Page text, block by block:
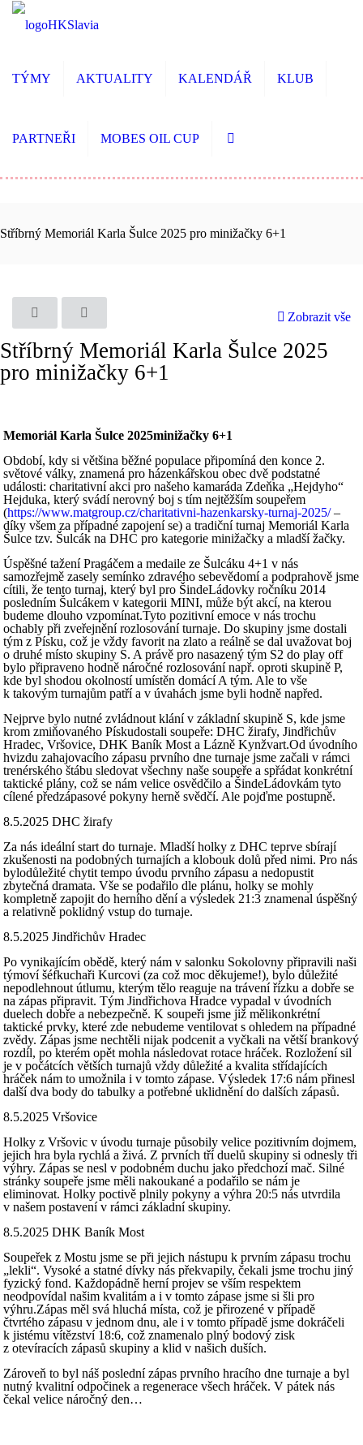
TÝMY AKTUALITY KALENDÁŘ KLUB
PARTNEŘI MOBES OIL CUP
Stříbrný Memoriál Karla Šulce 2025 pro minižačky 6+1
Zobrazit vše
Stříbrný Memoriál Karla Šulce 2025
pro minižačky 6+1
Memoriál Karla Šulce 2025minižačky 6+1
Období, kdy si většina běžné populace připomíná den konce 2.
světové války, znamená pro házenkářskou obec dvě podstatné
události: charitativní akci pro našeho kamaráda Zdeňka „Hejdyho“
Hejduka, který svádí nerovný boj s tím nejtěžším soupeřem
(https://www.matgroup.cz/charitativni-hazenkarsky-turnaj-2025/–
díky všem za případné zapojení se) a tradiční turnaj Memoriál Karla
Šulce tzv. Šulcák na DHC pro kategorie minižačky a mladší žačky.
Úspěšné tažení Pragáčem a medaile ze Šulcáku 4+1 v nás
samozřejmě zasely semínko zdravého sebevědomí a podprahově jsme
cítili, že tento turnaj, který byl pro ŠindeLádovky ročníku 2014
posledním Šulcákem v kategorii MINI, může být akcí, na kterou
budeme dlouho vzpomínat.Tyto pozitivní emoce v nás trochu
ochably při zveřejnění rozlosování turnaje. Do skupiny jsme dostali
tým z Písku, což je vždy favorit na zlato a reálně se dal uvažovat boj
o druhé místo skupiny S. A právě pro nasazený tým S2 do play off
bylo připraveno hodně náročné rozlosování např. oproti skupině P,
kde byl shodou okolností umístěn domácí A tým. Ale to vše
k takovým turnajům patří a v úvahách jsme byli hodně napřed.
Nejprve bylo nutné zvládnout klání v základní skupině S, kde jsme
krom zmiňovaného Pískudostali soupeře: DHC žirafy, Jindřichův
Hradec, Vršovice, DHK Baník Most a Lázně Kynžvart.Od úvodního
hvizdu zahajovacího zápasu prvního dne turnaje jsme začali v rámci
trenérského štábu sledovat všechny naše soupeře a spřádat konkrétní
taktické plány, což se nám velice osvědčilo a ŠindeLádovkám tyto
cílené předzápasové pokyny herně svědčí. Ale pojďme postupně.
8.5.2025 DHC žirafy
Za nás ideální start do turnaje. Mladší holky z DHC teprve sbírají
zkušenosti na podobných turnajích a klobouk dolů před nimi. Pro nás
bylodůležité chytit tempo úvodu prvního zápasu a nedopustit
zbytečná dramata. Vše se podařilo dle plánu, holky se mohly
kompletně zapojit do herního dění a výsledek 21:3 znamenal úspěšný
a relativně poklidný vstup do turnaje.
8.5.2025 Jindřichův Hradec
Po vynikajícím obědě, který nám v salonku Sokolovny připravili naši
týmoví šéfkuchaři Kurcovi (za což moc děkujeme!), bylo důležité
nepodlehnout útlumu, kterým tělo reaguje na trávení řízku a dobře se
na zápas připravit. Tým Jindřichova Hradce vypadal v úvodních
duelech dobře a nebezpečně. K soupeři jsme již mělikonkrétní
taktické prvky, které zde nebudeme ventilovat s ohledem na případné
zvědy. Zápas jsme nechtěli nijak podcenit a vyčkali na větší brankový
rozdíl, po kterém opět mohla následovat rotace hráček. Rozložení sil
je v počátcích větších turnajů vždy důležité a kvalita střídajících
hráček nám to umožnila i v tomto zápase. Výsledek 17:6 nám přinesl
další dva body do tabulky a potřebné uklidnění do dalších zápasů.
8.5.2025 Vršovice
Holky z Vršovic v úvodu turnaje působily velice pozitivním dojmem,
jejich hra byla rychlá a živá. Z prvních tří duelů skupiny si odnesly tři
výhry. Zápas se nesl v podobném duchu jako předchozí mač. Silné
stránky soupeře jsme měli nakoukané a podařilo se nám je
eliminovat. Holky poctivě plnily pokyny a výhra 20:5 nás utvrdila
v našem postavení v rámci základní skupiny.
8.5.2025 DHK Baník Most
Soupeřek z Mostu jsme se při jejich nástupu k prvním zápasu trochu
„lekli“. Vysoké a statné dívky nás překvapily, čekali jsme trochu jiný
fyzický fond. Každopádně herní projev se vším respektem
neodpovídal našim kvalitám a i v tomto zápase jsme si šli pro
výhru.Zápas měl svá hluchá místa, což je přirozené v případě
čtvrtého zápasu v jednom dnu, ale i v tomto případě jsme dokráčeli
k jistému vítězství 18:6, což znamenalo plný bodový zisk
z otevíracích zápasů skupiny a klid v našich duších.
Zároveň to byl náš poslední zápas prvního hracího dne turnaje a byl
nutný kvalitní odpočinek a regenerace všech hráček. V pátek nás
čekal velice náročný den…